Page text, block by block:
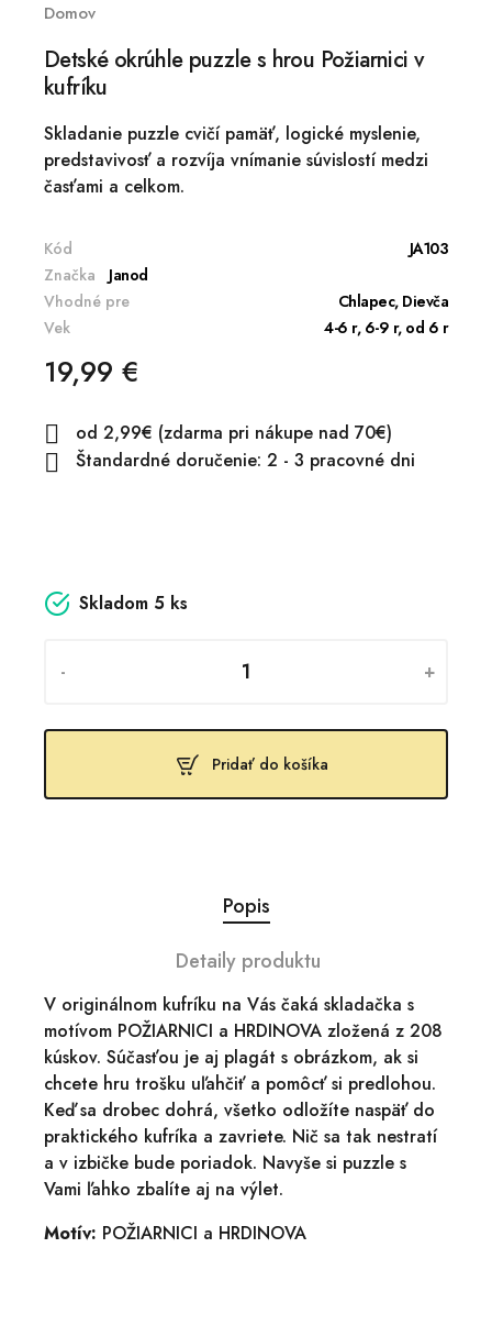
Domov
Detské okrúhle puzzle s hrou Požiarnici v
kufríku
Skladanie puzzle cvičí pamäť, logické myslenie,
predstavivosť a rozvíja vnímanie súvislostí medzi
časťami a celkom.
Kód
JA103
Značka
Janod
Vhodné pre
Chlapec, Dievča
Vek
4-6 r, 6-9 r, od 6 r
19,99 €
 od 2,99€ (zdarma pri nákupe nad 70€)
 Štandardné doručenie: 2 - 3 pracovné dni
Skladom 5 ks
- +
Pridať do košíka
Popis
Detaily produktu
V originálnom kufríku na Vás čaká skladačka s
motívom POŽIARNICI a HRDINOVA zložená z 208
kúskov. Súčasťou je aj plagát s obrázkom, ak si
chcete hru trošku uľahčiť a pomôcť si predlohou.
Keď sa drobec dohrá, všetko odložíte naspäť do
praktického kufríka a zavriete. Nič sa tak nestratí
a v izbičke bude poriadok. Navyše si puzzle s
Vami ľahko zbalíte aj na výlet.
Motív: POŽIARNICI a HRDINOVA